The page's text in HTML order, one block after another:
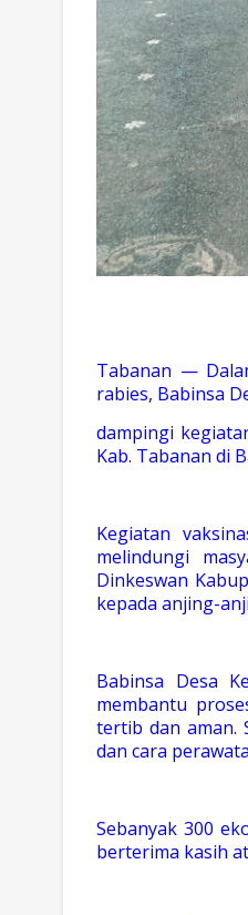
Tabanan —
rabies, Babinsa
dampingi
Kab. Tabanan di
Kegiatan
melindungi
Dinkeswan
kepada anjing-
Babinsa Desa
membantu
tertib dan aman.
dan cara
Sebanyak 300
berterima kasih